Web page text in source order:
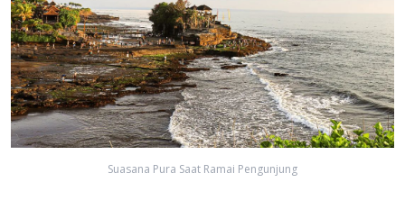
Suasana Pura Saat Ramai Pengunjung